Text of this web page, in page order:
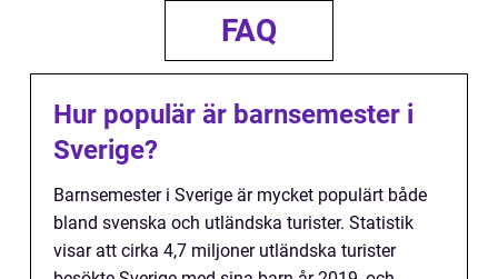
FAQ
Hur populär är barnsemester i
Sverige?
Barnsemester i Sverige är mycket populärt både
bland svenska och utländska turister. Statistik
visar att cirka 4,7 miljoner utländska turister